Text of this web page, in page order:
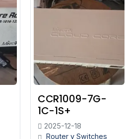
CCR1009-7G-
1C-1S+
2025-12-18
Router y Switches